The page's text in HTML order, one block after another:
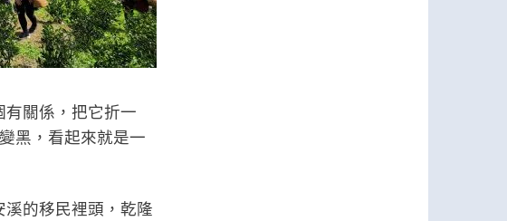
有關係，把它折一
黑，看起來就是一
的移民裡頭，乾隆